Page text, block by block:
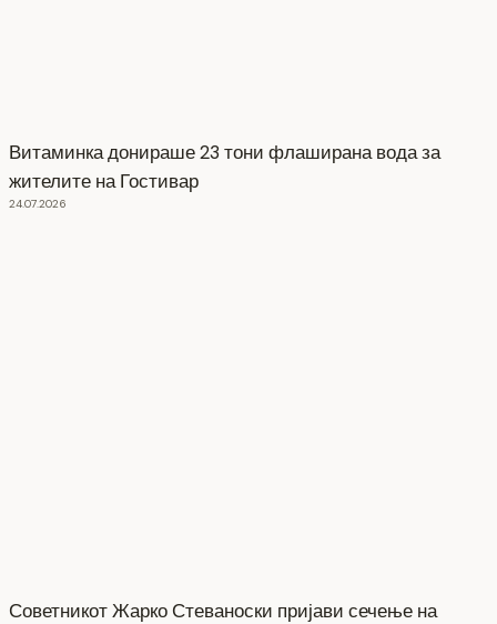
Витаминка донираше 23 тони флаширана вода за
жителите на Гостивар
24.07.2026
Советникот Жарко Стеваноски пријави сечење на